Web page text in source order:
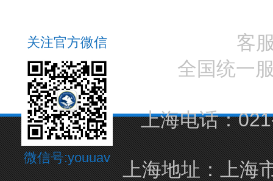
客
全国统一
上海电话：
上海地址：上海
关注官方微信
微信号:youuav